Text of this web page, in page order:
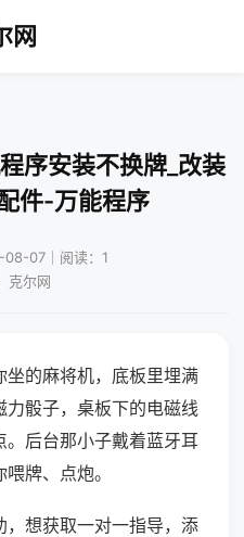
网
序安装不换牌_改装
件-万能程序
07｜阅读：1
克尔网
的麻将机，底板里埋满
力骰子，桌板下的电磁线
。后台那小子戴着蓝牙耳
牌、点炮。
想获取一对一指导，添